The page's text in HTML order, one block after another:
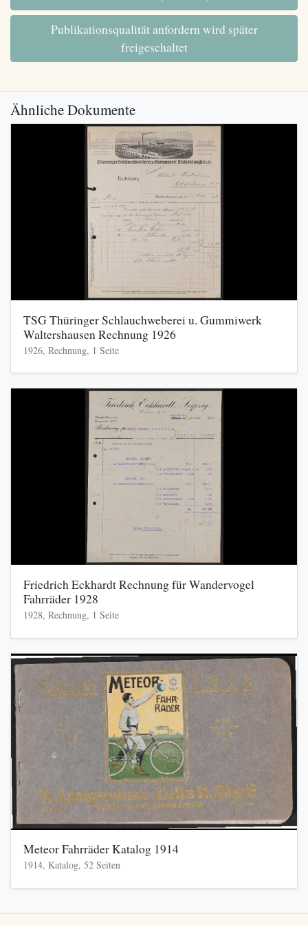
Publikationsqualität anfordern wird später
freigeschaltet
Ähnliche Dokumente
TSG Thüringer Schlauchweberei u. Gummiwerk
Waltershausen Rechnung 1926
1926, Rechnung, 1 Seite
Friedrich Eckhardt Rechnung für Wandervogel
Fahrräder 1928
1928, Rechnung, 1 Seite
Meteor Fahrräder Katalog 1914
1914, Katalog, 52 Seiten